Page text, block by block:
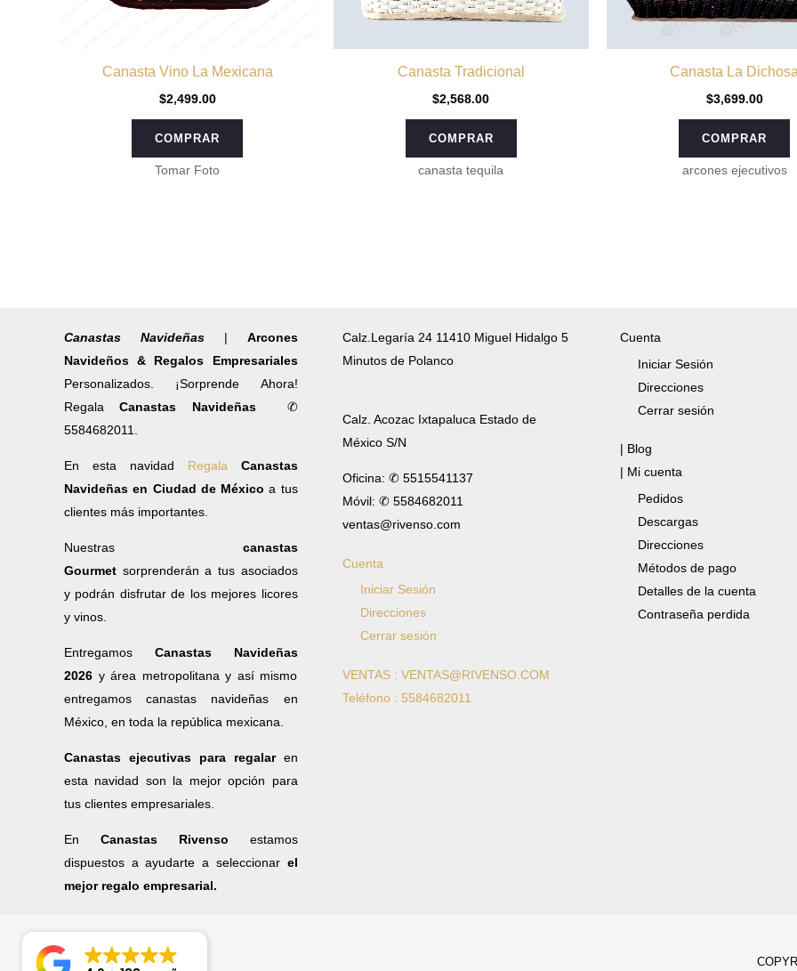
Canasta Vino La Mexicana
$2,499.00
COMPRAR
Tomar Foto
Canasta Tradicional
$2,568.00
COMPRAR
canasta tequila
Canasta La
$3,699.00
COMPRAR
arcones ejecutivos
Canastas Navideñas| Arcones
Navideños & Regalos Empresariales
Personalizados. ¡Sorprende Ahora!
RegalaCanastas Navideñas✆
5584682011.
En esta navidad Regala Canastas
Navideñas en Ciudad de Méxicoa tus
clientes más importantes.
Nuestras canastas
Gourmet sorprenderán a tus asociados
y podrán disfrutar de los mejores licores
y vinos.
Entregamos Canastas Navideñas
2026 y área metropolitana y así mismo
entregamos canastas navideñas en
México, en toda la república mexicana.
Canastas ejecutivas para regalaren
esta navidad son la mejor opción para
tus clientes empresariales.
En Canastas Rivenso estamos
dispuestos a ayudarte a seleccionar el
mejor regalo empresarial.
Calz.Legaría 24 11410 Miguel Hidalgo 5
Minutos de Polanco
Calz. Acozac Ixtapaluca Estado de
México S/N
Oficina: ✆ 5515541137
Móvil: ✆ 5584682011
ventas@rivenso.com
Cuenta
Iniciar Sesión
Direcciones
Cerrar sesión
VENTAS : VENTAS@RIVENSO.COM
Teléfono : 5584682011
Cuenta
Iniciar Sesión
Direcciones
Cerrar sesión
| Blog
| Mi cuenta
Pedidos
Descargas
Direcciones
Métodos de pago
Detalles de la cuenta
Contraseña perdida